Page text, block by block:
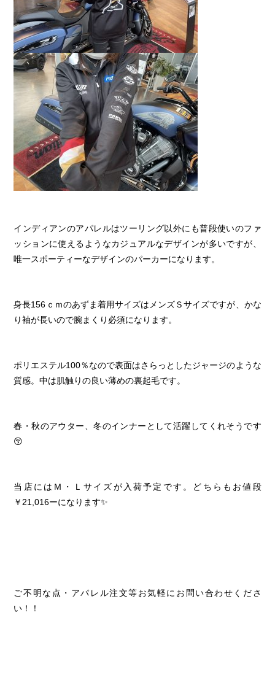
インディアンのアパレルはツーリング以外にも普段使いのファ
ッションに使えるようなカジュアルなデザインが多いですが、
唯一スポーティーなデザインのパーカーになります。
身長156ｃｍのあずま着用サイズはメンズＳサイズですが、かな
り袖が長いので腕まくり必須になります。
ポリエステル100％なので表面はさらっとしたジャージのような
質感。中は肌触りの良い薄めの裏起毛です。
春・秋のアウター、冬のインナーとして活躍してくれそうです
😚
当店にはＭ・Ｌサイズが入荷予定です。どちらもお値段
￥21,016ーになります✨
ご不明な点・アパレル注文等お気軽にお問い合わせくださ
い！！